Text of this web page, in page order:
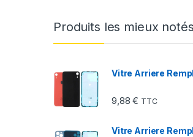
Produits les mieux notés
Vitre Arriere
9,88€ TTC
Vitre Arriere